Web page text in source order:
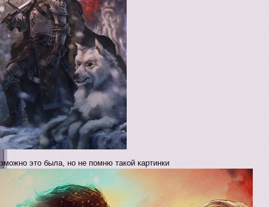
это была, но не помню такой картинки